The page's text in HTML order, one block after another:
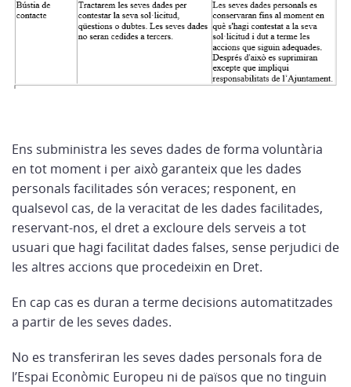
Ens subministra les seves dades de forma voluntària
en tot moment i per això garanteix que les dades
personals facilitades són veraces; responent, en
qualsevol cas, de la veracitat de les dades facilitades,
reservant-nos, el dret a excloure dels serveis a tot
usuari que hagi facilitat dades falses, sense perjudici de
les altres accions que procedeixin en Dret.
En cap cas es duran a terme decisions automatitzades
a partir de les seves dades.
No es transferiran les seves dades personals fora de
l’Espai Econòmic Europeu ni de països que no tinguin